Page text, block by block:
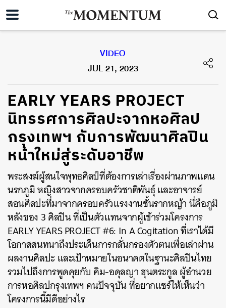
VIDEO
JUL 21, 2023
EARLY YEARS PROJECT
นิทรรศการศิลปะจากหอศิลป
กรุงเทพฯ กับการพัฒนาศิลปิน
หน้าใหม่สู่ระดับอาชีพ
พระสงฆ์ผู้สนใจพุทธศิลป์ที่ต้องการเล่าเรื่องผ่านภาพแดน
นรกภูมิ หญิงสาวจากครอบครัวชาติพันธุ์ และอาจารย์
สอนศิลปะที่มาจากครอบครัวแรงงานชั้นรากหญ้า นี่คือภูมิ
หลังของ 3 ศิลปิน ที่เป็นตัวแทนจากผู้เข้าร่วมโครงการ
EARLY YEARS PROJECT #6: In A Cogitation ที่เราได้มี
โอกาสสนทนาถึงประเด็นการกลั่นกรองตัวตนเพื่อเล่าผ่าน
ผลงานศิลปะ และเป้าหมายในอนาคตในฐานะศิลปินไทย
รวมไปถึงการพูดคุยกับ คิม-อดุลญา ฮุนตระกูล ผู้อำนวย
การหอศิลปกรุงเทพฯ คนปัจจุบัน ที่อยากแชร์ให้เห็นว่า
โครงการนี้มีดีอย่างไร